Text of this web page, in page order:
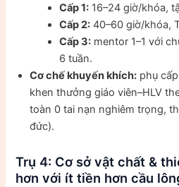
Cấp 1: 16–24 giờ/khóa,
Cấp 2: 40–60 giờ/khóa,
Cấp 3: mentor 1–1 với
6 tuần.
Cơ chế khuyến khích: phụ
khen thưởng giáo viên–HLV
toàn 0 tai nạn nghiêm trọng,
đức).
Trụ 4: Cơ sở vật chất &
hơn với ít tiền hơn cầu